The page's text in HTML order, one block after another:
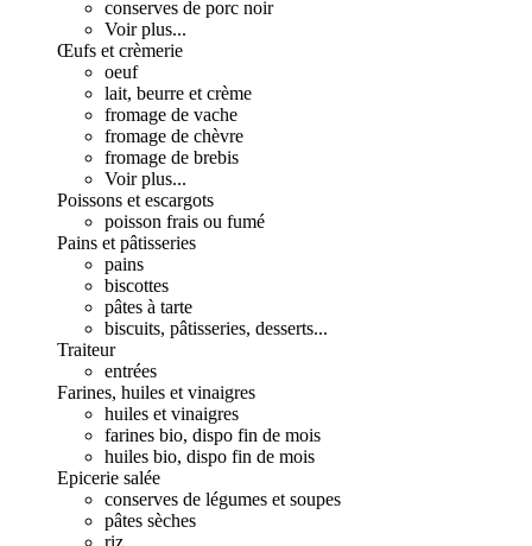
conserves de porc noir
Voir plus...
Œufs et crèmerie
oeuf
lait, beurre et crème
fromage de vache
fromage de chèvre
fromage de brebis
Voir plus...
Poissons et escargots
poisson frais ou fumé
Pains et pâtisseries
pains
biscottes
pâtes à tarte
biscuits, pâtisseries, desserts...
Traiteur
entrées
Farines, huiles et vinaigres
huiles et vinaigres
farines bio, dispo fin de mois
huiles bio, dispo fin de mois
Epicerie salée
conserves de légumes et soupes
pâtes sèches
riz